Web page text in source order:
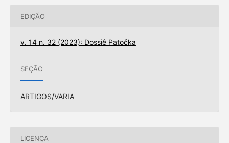
EDIÇÃO
v. 14 n. 32 (2023): Dossiê Patočka
SEÇÃO
ARTIGOS/VARIA
LICENÇA